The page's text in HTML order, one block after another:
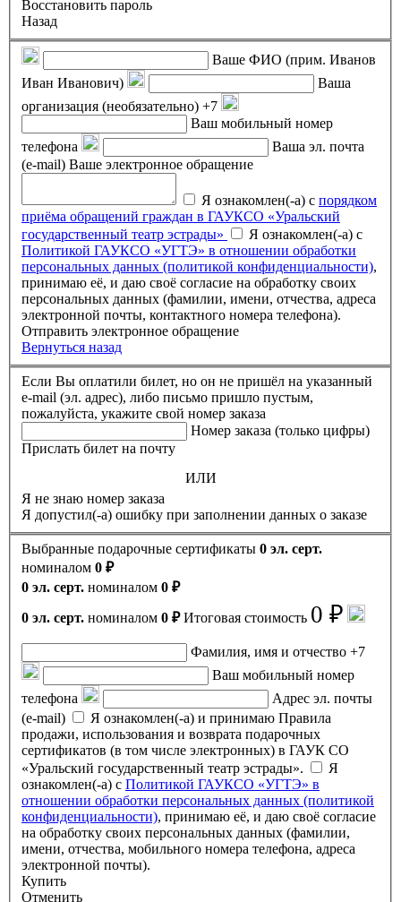
Восстановить пароль
Назад
Ваше ФИО (прим. Иванов
Иван Иванович)
Ваша
организация (необязательно) +7
Ваш мобильный номер
телефона
Ваша эл. почта
(e-mail) Ваше электронное обращение
Я ознакомлен(-а) с порядком
приёма обращений граждан в ГАУКСО «Уральский
государственный театр эстрады»
Я ознакомлен(-а) с
Политикой ГАУКСО «УГТЭ» в отношении обработки
персональных данных (политикой конфиденциальности),
принимаю её, и даю своё согласие на обработку своих
персональных данных (фамилии, имени, отчества, адреса
электронной почты, контактного номера телефона).
Отправить электронное обращение
Вернуться назад
Если Вы оплатили билет, но он не пришёл на указанный
e-mail (эл. адрес), либо письмо пришло пустым,
пожалуйста, укажите свой номер заказа
Номер заказа (только цифры)
Прислать билет на почту
ИЛИ
Я не знаю номер заказа
Я допустил(-а) ошибку при заполнении данных о заказе
Выбранные подарочные сертификаты 0 эл. серт.
номиналом 0 ₽
0 эл. серт. номиналом 0 ₽
0 эл. серт. номиналом 0 ₽ Итоговая стоимость 0 ₽
Фамилия, имя и отчество +7
Ваш мобильный номер
телефона
Адрес эл. почты
(e-mail)
Я ознакомлен(-а) и принимаю Правила
продажи, использования и возврата подарочных
сертификатов (в том числе электронных) в ГАУК СО
«Уральский государственный театр эстрады».
Я
ознакомлен(-а) с Политикой ГАУКСО «УГТЭ» в
отношении обработки персональных данных (политикой
конфиденциальности), принимаю её, и даю своё согласие
на обработку своих персональных данных (фамилии,
имени, отчества, мобильного номера телефона, адреса
электронной почты).
Купить
Отменить